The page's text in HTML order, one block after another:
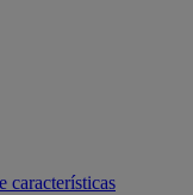
características